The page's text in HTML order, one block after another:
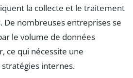
la collecte et le traitement
De nombreuses entreprises se
le volume de données
ce qui nécessite une
internes.